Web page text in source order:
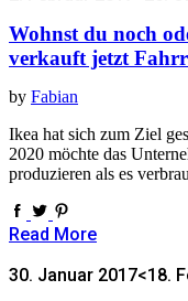
Wohnst du noch
verkauft jetzt
by Fabian
Ikea hat sich zum Ziel
2020 möchte das
produzieren als es
Read More
30. Januar 2017<18.